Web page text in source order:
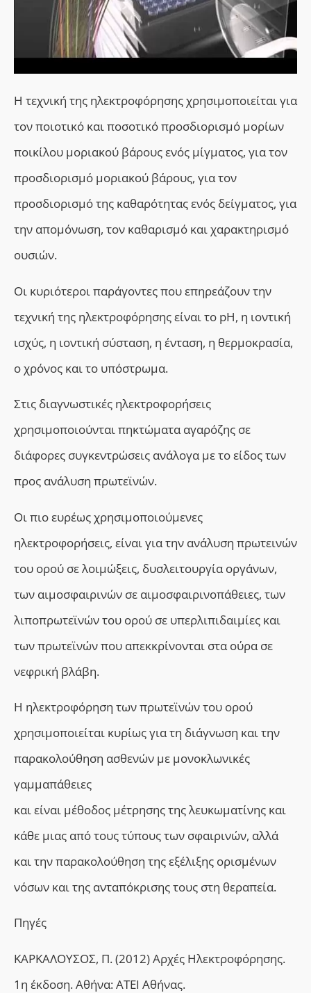
Η τεχνική της ηλεκτροφόρησης χρησιμοποιείται για
τον ποιοτικό και ποσοτικό προσδιορισμό μορίων
ποικίλου μοριακού βάρους ενός μίγματος, για τον
προσδιορισμό μοριακού βάρους, για τον
προσδιορισμό της καθαρότητας ενός δείγματος, για
την απομόνωση, τον καθαρισμό και χαρακτηρισμό
ουσιών.
Οι κυριότεροι παράγοντες που επηρεάζουν την
τεχνική της ηλεκτροφόρησης είναι το pH, η ιοντική
ισχύς, η ιοντική σύσταση, η ένταση, η θερμοκρασία,
ο χρόνος και το υπόστρωμα.
Στις διαγνωστικές ηλεκτροφορήσεις
χρησιµοποιούνται πηκτώµατα αγαρόζης σε
διάφορες συγκεντρώσεις ανάλογα µε το είδος των
προς ανάλυση πρωτεϊνών.
Οι πιο ευρέως χρησιµοποιούµενες
ηλεκτροφορήσεις, είναι για την ανάλυση πρωτεινών
του ορού σε λοιµώξεις, δυσλειτουργία οργάνων,
των αιµοσφαιρινών σε αιµοσφαιρινοπάθειες, των
λιποπρωτεϊνών του ορού σε υπερλιπιδαιµίες και
των πρωτεϊνών που απεκκρίνονται στα ούρα σε
νεφρική βλάβη.
Η ηλεκτροφόρηση των πρωτεϊνών του ορού
χρησιμοποιείται κυρίως για τη διάγνωση και την
παρακολούθηση ασθενών με μονοκλωνικές
γαμμαπάθειες
και είναι μέθοδος μέτρησης της λευκωματίνης και
κάθε μιας από τους τύπους των σφαιρινών, αλλά
και την παρακολούθηση της εξέλιξης ορισμένων
νόσων και της ανταπόκρισης τους στη θεραπεία.
Πηγές
ΚΑΡΚΑΛΟΥΣΟΣ, Π. (2012) Αρχές Ηλεκτροφόρησης.
1η έκδοση. Αθήνα: ΑΤΕΙ Αθήνας.